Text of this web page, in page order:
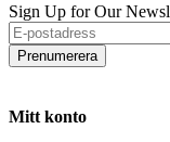
Sign Up for Our
Prenumerera
Mitt konto